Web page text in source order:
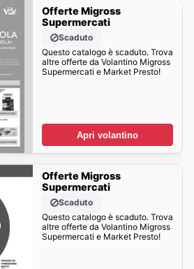
Offerte Migross
Supermercati
Scaduto
Questo catalogo è scaduto. Trova
altre offerte da Volantino Migross
Supermercati e Market Presto!
Apri volantino
Offerte Migross
Supermercati
Scaduto
Questo catalogo è scaduto. Trova
altre offerte da Volantino Migross
Supermercati e Market Presto!